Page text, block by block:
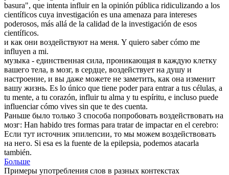
basura", que intenta influiren la opinión pública ridiculizando a los
científicos cuya investigación es una amenaza para intereses
poderosos, más allá de la calidad de la investigación de esos
científicos.
и как они воздействуют на меня. Y quiero saber cómo me
influyen a mi.
музыка - единственная сила, проникающая в каждую клетку
вашего тела, в мозг, в сердце, воздействует на душу и
настроение, и вы даже можете не заметить, как она изменит
вашу жизнь. Es lo único que tiene poder para entrar a tus células, a
tu mente, a tu corazón, influirtu alma y tu espíritu, e incluso puede
influenciar cómo vives sin que te des cuenta.
Раньше было только 3 способа попробовать воздействовать на
мозг: Han habido tres formas para tratar de impactar en el cerebro:
Если тут источник эпилепсии, то мы можем воздействовать
на него. Si esa es la fuente de la epilepsia, podemos atacarla
también.
Больше
Примеры употребления слов в разных контекстах